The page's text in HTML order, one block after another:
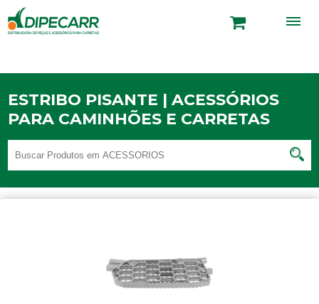
ESTRIBO PISANTE | ACESSÓRIOS
PARA CAMINHÕES E CARRETAS